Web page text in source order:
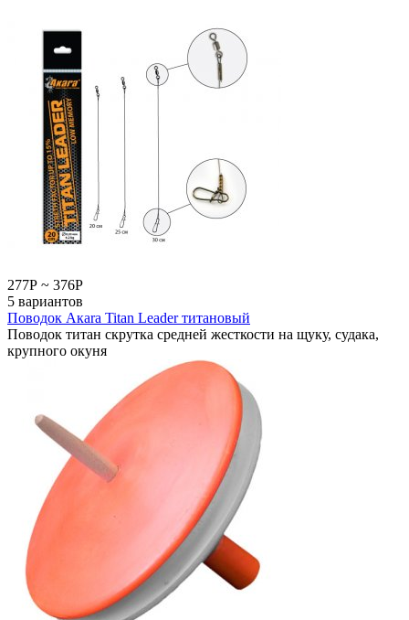
277Р ~ 376Р
5 вариантов
Поводок Акаrа Titan Leader титановый
Поводок титан скрутка средней жесткости на щуку, судака,
крупного окуня